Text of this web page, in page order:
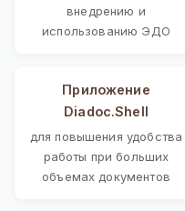
внедрению и
использованию ЭДО
Приложение
Diadoc.Shell
для повышения удобства
работы при больших
объемах документов